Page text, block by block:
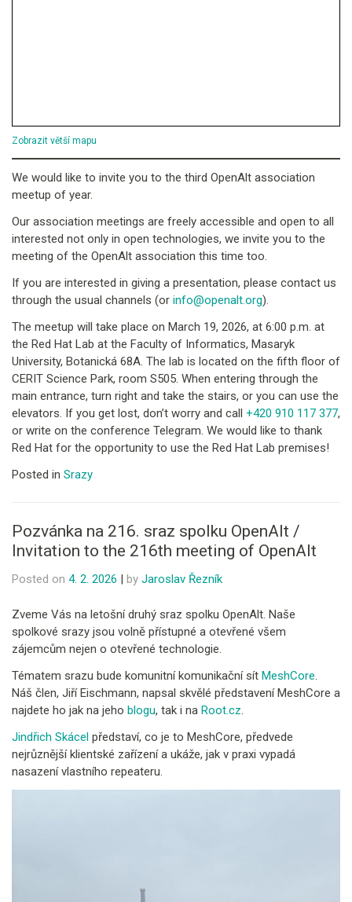
Zobrazit větší mapu
We would like to invite you to the third OpenAlt association
meetup of year.
Our association meetings are freely accessible and open to all
interested not only in open technologies, we invite you to the
meeting of the OpenAlt association this time too.
If you are interested in giving a presentation, please contact us
through the usual channels (or info@openalt.org).
The meetup will take place on March 19, 2026, at 6:00 p.m. at
the Red Hat Lab at the Faculty of Informatics, Masaryk
University, Botanická 68A. The lab is located on the fifth floor of
CERIT Science Park, room S505. When entering through the
main entrance, turn right and take the stairs, or you can use the
elevators. If you get lost, don’t worry and call +420 910 117 377,
or write on the conference Telegram. We would like to thank
Red Hat for the opportunity to use the Red Hat Lab premises!
Posted in Srazy
Pozvánka na 216. sraz spolku OpenAlt /
Invitation to the 216th meeting of OpenAlt
Posted on 4. 2. 2026 | by Jaroslav Řezník
Zveme Vás na letošní druhý sraz spolku OpenAlt. Naše
spolkové srazy jsou volně přístupné a otevřené všem
zájemcům nejen o otevřené technologie.
Tématem srazu bude komunitní komunikační sít MeshCore
Náš člen, Jiří Eischmann, napsal skvělé představení MeshCore a
najdete ho jak na jeho blogu, tak i na Root.cz
Jindřich Skácel představí, co je to MeshCore, předvede
nejrůznější klientské zařízení a ukáže, jak v praxi vypadá
nasazení vlastního repeateru.